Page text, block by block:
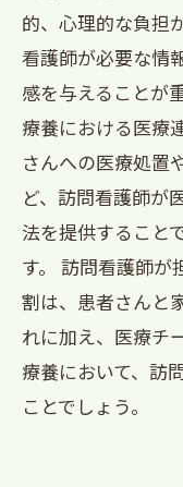
的、心理的な負担
看護師が必要な情
感を与えることが
療養における医療
さんへの医療処置
ど、訪問看護師が
法を提供すること
す。 訪問看護師が
割は、患者さんと
れに加え、医療チ
療養において、訪
ことでしょう。